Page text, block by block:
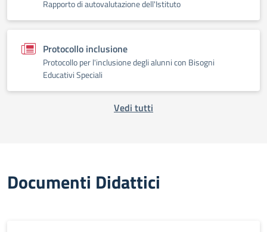
Rapporto di autovalutazione dell'Istituto
Protocollo inclusione
Protocollo per l'inclusione degli alunni con Bisogni
Educativi Speciali
Vedi tutti
Documenti Didattici